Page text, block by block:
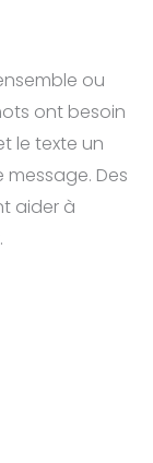
ou
ont besoin
le texte un
Des
aider à